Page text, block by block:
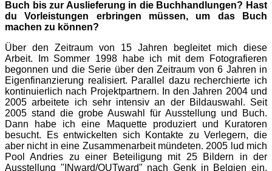
Buch bis zur Auslieferung in die Buchhandlungen? Hast
du Vorleistungen erbringen müssen, um das Buch
machen zu können?
Über den Zeitraum von 15 Jahren begleitet mich diese
Arbeit. Im Sommer 1998 habe ich mit dem Fotografieren
begonnen und die Serie über den Zeitraum von 6 Jahren in
Eigenfinanzierung realisiert. Parallel dazu recherchierte ich
kontinuierlich nach Projektpartnern. In den Jahren 2004 und
2005 arbeitete ich sehr intensiv an der Bildauswahl. Seit
2005 stand die grobe Auswahl für Ausstellung und Buch.
Dann habe ich eine Maquette produziert und Kuratoren
besucht. Es entwickelten sich Kontakte zu Verlegern, die
aber nicht in eine Zusammenarbeit mündeten. 2005 lud mich
Pool Andries zu einer Beteiligung mit 25 Bildern in der
Ausstellung "INward/OUTward" nach Genk in Belgien ein.